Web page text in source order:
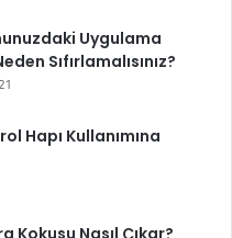
Uygulama
Sıfırlamalısınız?
Hapı Kullanımına